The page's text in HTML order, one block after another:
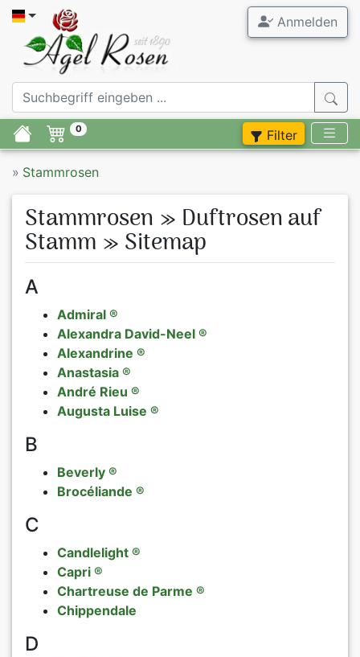
Anmelden
0 Filter
» Stammrosen
Stammrosen » Duftrosen auf
Stamm » Sitemap
A
Admiral ®
Alexandra David-Neel ®
Alexandrine ®
Anastasia ®
André Rieu ®
Augusta Luise ®
B
Beverly ®
Brocéliande ®
C
Candlelight ®
Capri ®
Chartreuse de Parme ®
Chippendale
D
Zubehör
Flieder